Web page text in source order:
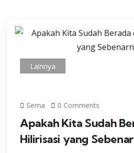
Lainnya
Sema 0 Comments
Apakah Kita Sudah
Hilirisasi yang